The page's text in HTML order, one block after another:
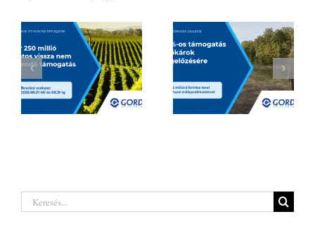
| Akár 250 millió
forintig
pályázat a hazai
termelőknek
Keresés...